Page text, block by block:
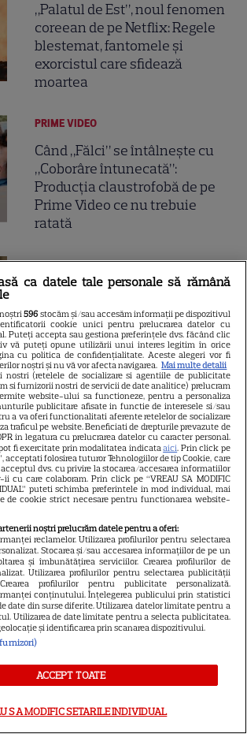
„Palatul de Est”, noul fenomen
coreean de pe Netflix: Regele
blestemat, fantomele și
exorcistul care sfidează
moartea
PRIME VIDEO
Când „Fălci” se întâlnește cu
„Coborâre întunecată”:
Producția claustrofobă de pe
Prime Video ce nu trebuie
ratată
DISNEY PLUS
Ce vedem pe streaming între
27 iulie și 2 august 2026:
Diavolul se îmbracă de la Prada
2 pe Disney+ și mari noutăți
Netflix
ŞTIRI
Tora Vasilescu, apariție rară la
75 de ani. Drama din
adolescență care i-a schimbat
viața
VEDETE STRĂINE
George și Amal Clooney,
evacuați din locuința lor din
Franța din cauza incendiilor.
ca datele tale personale să rămână
596 stocăm și/sau accesăm informații pe dispozitivul
cookie unici pentru prelucrarea datelor cu
Puteți accepta sau gestiona preferințele dvs. făcând clic
vă puteți opune utilizării unui interes legitim în orice
cu politica de confidențialitate. Aceste alegeri vor fi
noștri și nu vă vor afecta navigarea. Mai multe detalii
nostri (retelele de socializare si agentiile de publicitate
si furnizorii nostri de servicii de date analitice) prelucram
website-ului sa functioneze, pentru a personaliza
publicitare afisate in functie de interesele si/sau
a va oferi functionalitati aferente retelelor de socializare
traficul pe website. Beneficiati de drepturile prevazute de
in legatura cu prelucrarea datelor cu caracter personal.
fi exercitate prin modalitatea indicataaici. Prin click pe
acceptati folosirea tuturor Tehnologiilor de tip Cookie, care
dvs. cu privire la stocarea/accesarea informatiilor
ii cu care colaboram. Prin click pe “VREAU SA MODIFIC
puteti schimba preferintele in mod individual, mai
de cookie strict necesare pentru functionarea website-
noștri prelucrăm datele pentru a oferi:
reclamelor. Utilizarea profilurilor pentru selectarea
Stocarea și/sau accesarea informațiilor de pe un
și îmbunătățirea serviciilor. Crearea profilurilor de
Utilizarea profilurilor pentru selectarea publicității
profilurilor pentru publicitate personalizată.
conținutului. Înțelegerea publicului prin statistici
date din surse diferite. Utilizarea datelor limitate pentru a
Utilizarea de date limitate pentru a selecta publicitatea.
și identificarea prin scanarea dispozitivului.
ACCEPT TOATE
SA MODIFIC SETARILE INDIVIDUAL